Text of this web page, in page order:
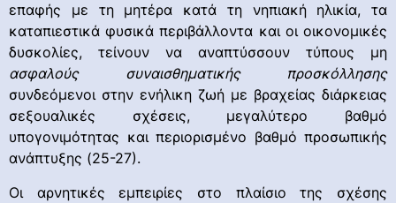
επαφής με τη μητέρα κατά τη νηπιακή ηλικία, τα
καταπιεστικά φυσικά περιβάλλοντα και οι οικονομικές
δυσκολίες, τείνουν να αναπτύσσουν τύπους μη
ασφαλούς συναισθηματικής προσκόλλησης
συνδεόμενοι στην ενήλικη ζωή με βραχείας διάρκειας
σεξουαλικές σχέσεις, μεγαλύτερο βαθμό
υπογονιμότητας και περιορισμένο βαθμό προσωπικής
ανάπτυξης (25-27).
Οι αρνητικές εμπειρίες στο πλαίσιο της σχέσης